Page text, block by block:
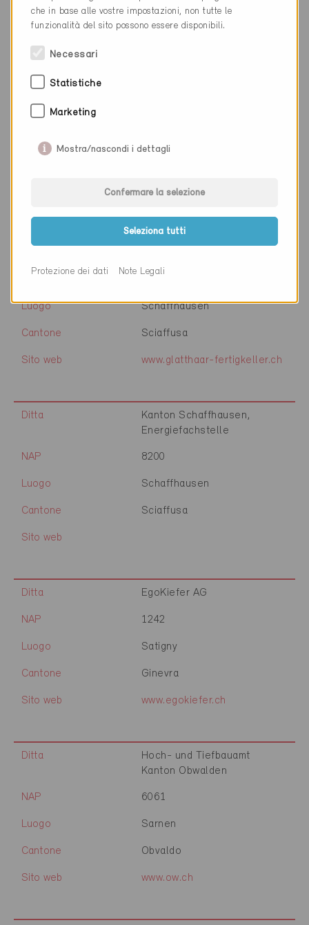
Sito web
www.lehmann-
Ditta
NAP
Luogo Schaffhausen
www.equans.ch
8200
Luogo Schaffhausen
Cantone Sciaffusa
Sito web www.glatthaar-fertigkeller.ch
Ditta
Kanton Schaffhausen,
Energiefachstelle
NAP 8200
Luogo Schaffhausen
Cantone Sciaffusa
Sito web
Ditta EgoKiefer AG
NAP 1242
Luogo Satigny
Cantone Ginevra
Sito web www.egokiefer.ch
Ditta
Hoch- und Tiefbauamt
Kanton Obwalden
NAP 6061
Luogo Sarnen
Cantone Obvaldo
Sito web www.ow.ch
che in base alle vostre impostazioni, non tutte le
funzionalità del sito possono essere disponibili.
Necessari
Statistiche
Marketing
Mostra/nascondi i dettagli
Confermare la selezione
Seleziona tutti
Protezione dei dati Note Legali